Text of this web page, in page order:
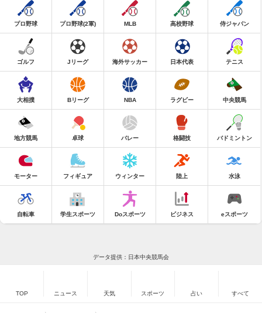
プロ野球 プロ野球(2軍) MLB 高校野球 侍ジャパン
ゴルフ Jリーグ 海外サッカー 日本代表 テニス
大相撲 Bリーグ NBA ラグビー 中央競馬
地方競馬 卓球 バレー 格闘技 バドミントン
モーター フィギュア ウィンター 陸上 水泳
自転車 学生スポーツ Doスポーツ ビジネス eスポーツ
データ提供：日本中央競馬会
TOP ニュース 天気 スポーツ 占い すべて